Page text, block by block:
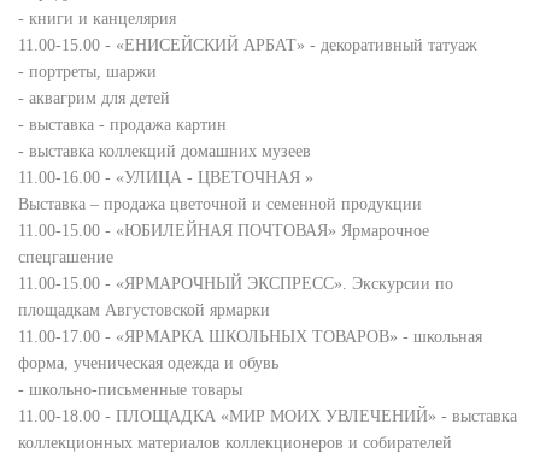
- книги и канцелярия
11.00-15.00 - «ЕНИСЕЙСКИЙ АРБАТ» - декоративный татуаж
- портреты, шаржи
- аквагрим для детей
- выставка - продажа картин
- выставка коллекций домашних музеев
11.00-16.00 - «УЛИЦА - ЦВЕТОЧНАЯ »
Выставка – продажа цветочной и семенной продукции
11.00-15.00 - «ЮБИЛЕЙНАЯ ПОЧТОВАЯ» Ярмарочное
спецгашение
11.00-15.00 - «ЯРМАРОЧНЫЙ ЭКСПРЕСС». Экскурсии по
площадкам Августовской ярмарки
11.00-17.00 - «ЯРМАРКА ШКОЛЬНЫХ ТОВАРОВ» - школьная
форма, ученическая одежда и обувь
- школьно-письменные товары
11.00-18.00 - ПЛОЩАДКА «МИР МОИХ УВЛЕЧЕНИЙ» - выставка
коллекционных материалов коллекционеров и собирателей